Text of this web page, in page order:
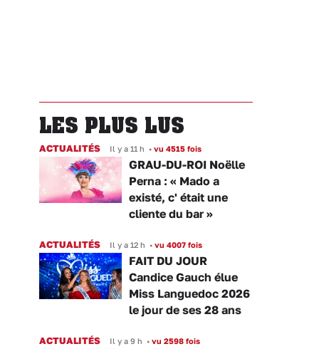
LES PLUS LUS
ACTUALITÉS Il y a 11 h • vu 4515 fois
GRAU-DU-ROI Noëlle
Perna : « Mado a
existé, c' était une
cliente du bar »
ACTUALITÉS Il y a 12 h • vu 4007 fois
FAIT DU JOUR
Candice Gauch élue
Miss Languedoc 2026
le jour de ses 28 ans
ACTUALITÉS Il y a 9 h • vu 2598 fois